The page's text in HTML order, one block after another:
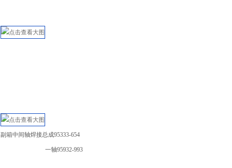
副箱中间轴焊接总成95333-654
一轴95932-993